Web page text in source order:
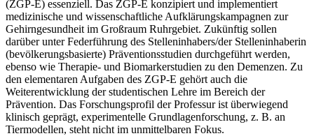
(ZGP-E) essenziell. Das ZGP-E konzipiert und implementiert
medizinische und wissenschaftliche Aufklärungskampagnen zur
Gehirngesundheit im Großraum Ruhrgebiet. Zukünftig sollen
darüber unter Federführung des Stelleninhabers/der Stelleninhaberin
(bevölkerungsbasierte) Präventionsstudien durchgeführt werden,
ebenso wie Therapie- und Biomarkerstudien zu den Demenzen. Zu
den elementaren Aufgaben des ZGP-E gehört auch die
Weiterentwicklung der studentischen Lehre im Bereich der
Prävention. Das Forschungsprofil der Professur ist überwiegend
klinisch geprägt, experimentelle Grundlagenforschung, z. B. an
Tiermodellen, steht nicht im unmittelbaren Fokus.